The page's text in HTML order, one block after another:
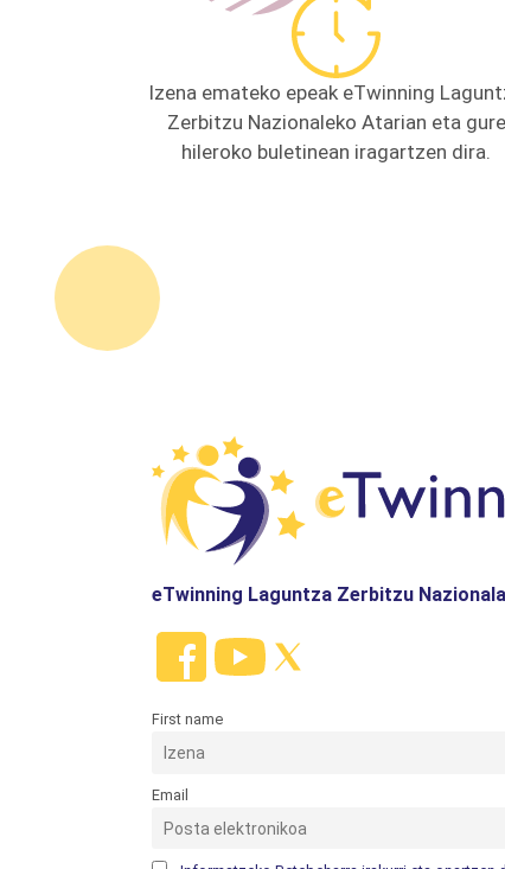
Izena emateko epeak eTwinning
Zerbitzu Nazionaleko Atarian eta gure
hileroko buletinean iragartzen dira.
eTwinning Laguntza Zerbitzu
First name
Email